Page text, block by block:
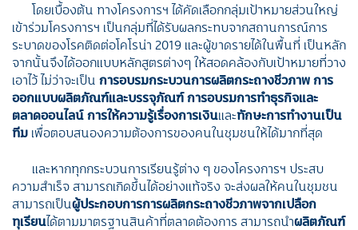
โดยเบื้องต้น ทางโครงการฯ ได้คัดเลือกกลุ่มเป้าหมายส่วนใหญ่
เข้าร่วมโครงการฯ เป็นกลุ่มที่ได้รับผลกระทบจากสถานการณ์การ
ระบาดของโรคติดต่อโคโรน่า 2019 และผู้ขาดรายได้ในพื้นที่ เป็นหลัก
จากนั้นจึงได้ออกแบบหลักสูตรต่างๆ ให้สอดคล้องกับเป้าหมายที่วาง
เอาไว้ ไม่ว่าจะเป็น การอบรมกระบวนการผลิตกระถางชีวภาพ การ
ออกแบบผลิตภัณฑ์และบรรจุภัณฑ์ การอบรมการทำธุรกิจและ
ตลาดออนไลน์ การให้ความรู้เรื่องการเงินและทักษะการทำงานเป็น
ทีม เพื่อตอบสนองความต้องการของคนในชุมชนให้ได้มากที่สุด
และหากทุกกระบวนการเรียนรู้ต่าง ๆ ของโครงการฯ ประสบ
ความสำเร็จ สามารถเกิดขึ้นได้อย่างแท้จริง จะส่งผลให้คนในชุมชน
สามารถเป็นผู้ประกอบการการผลิตกระถางชีวภาพจากเปลือก
ทุเรียนได้ตามมาตรฐานสินค้าที่ตลาดต้องการ สามารถนำผลิตภัณฑ์